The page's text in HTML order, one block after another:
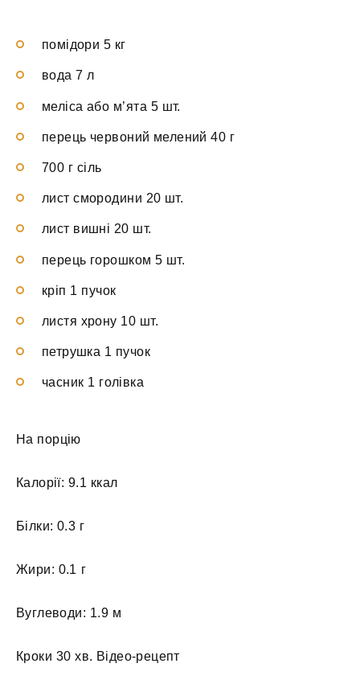
помідори 5 кг
вода 7 л
меліса або м’ята 5 шт.
перець червоний мелений 40 г
700 г сіль
лист смородини 20 шт.
лист вишні 20 шт.
перець горошком 5 шт.
кріп 1 пучок
листя хрону 10 шт.
петрушка 1 пучок
часник 1 голівка
На порцію
Калорії: 9.1 ккал
Білки: 0.3 г
Жири: 0.1 г
Вуглеводи: 1.9 м
Кроки 30 хв. Відео-рецепт